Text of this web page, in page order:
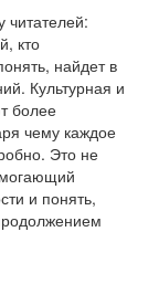
читателей:
кто
найдет в
Культурная и
более
чему каждое
Это не
и понять,